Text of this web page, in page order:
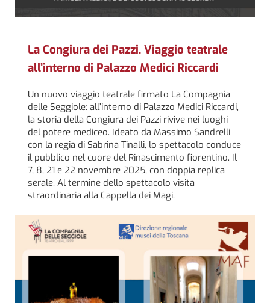
La Congiura dei Pazzi. Viaggio teatrale
all’interno di Palazzo Medici Riccardi
Un nuovo viaggio teatrale firmato La Compagnia
delle Seggiole: all’interno di Palazzo Medici Riccardi,
la storia della Congiura dei Pazzi rivive nei luoghi
del potere mediceo. Ideato da Massimo Sandrelli
con la regia di Sabrina Tinalli, lo spettacolo conduce
il pubblico nel cuore del Rinascimento fiorentino. Il
7, 8, 21 e 22 novembre 2025, con doppia replica
serale. Al termine dello spettacolo visita
straordinaria alla Cappella dei Magi.